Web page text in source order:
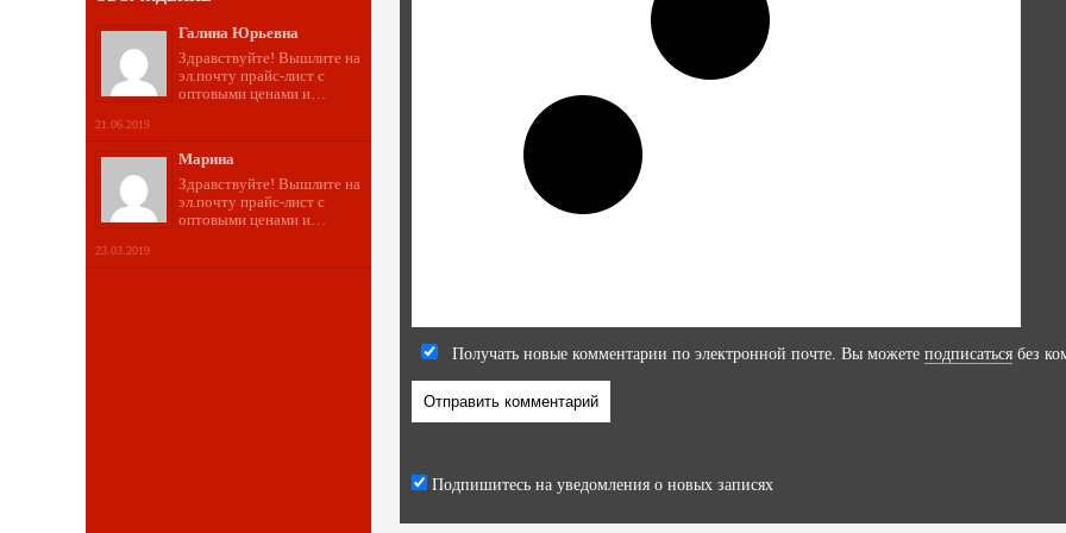
Галина Юрьевна
Здравствуйте! Вышлите на
эл.почту прайс-лист с
оптовыми ценами и…
21.06.2019
Марина
Здравствуйте! Вышлите на
эл.почту прайс-лист с
оптовыми ценами и…
23.03.2019
Получать новые комментарии по электронной почте. Вы можете подписаться без
Подпишитесь на уведомления о новых записях